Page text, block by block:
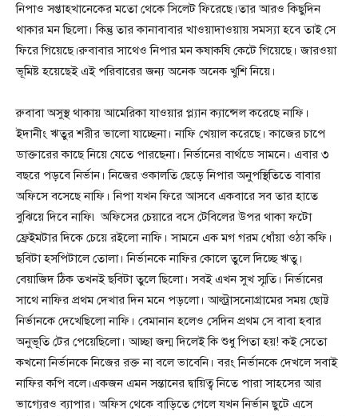
নিপাও সপ্তাহখানেকের মতো থেকে সিলেট ফিরেছে।তার আরও কিছুদিন
থাকার মন ছিলো। কিন্তু তার কানাবাবার খাওয়াদাওয়ায় সমস্যা হবে তাই সে
ফিরে গিয়েছে।রুবাবার সাথেও নিপার মন কষাকষি কেটে গিয়েছে। জারওয়া
ভূমিষ্ট হয়েছেই এই পরিবারের জন্য অনেক অনেক খুশি নিয়ে।
রুবাবা অসুস্থ থাকায় আমেরিকা যাওয়ার প্ল্যান ক্যান্সেল করেছে নাফি।
ইদানীং ঋতুর শরীর ভালো যাচ্ছেনা। নাফি খেয়াল করেছে। কাজের চাপে
ডাক্তারের কাছে নিয়ে যেতে পারছেনা। নির্ভানের বার্থডে সামনে। এবার ৩
বছরে পড়বে নির্ভান। নিজের ওকালতি ছেড়ে নিপার অনুপস্থিতিতে বাবার
অফিসে বসেছে নাফি। নিপা যখন ফিরে আসবে একবারে সব তার হাতে
বুঝিয়ে দিবে নাফি৷ অফিসের চেয়ারে বসে টেবিলের উপর থাকা ফটো
ফ্রেইমটার দিকে চেয়ে রইলো নাফি। সামনে এক মগ গরম ধোঁয়া ওঠা কফি।
ছবিটা হসপিটালে তোলা। নির্ভানকে নাফির কোলে তুলে দিচ্ছে ঋতু।
বেয়াজিদ ঠিক তখনই ছবিটা তুলে ছিলো। সবই এখন সুখ স্মৃতি। নির্ভানের
সাথে নাফির প্রথম দেখার দিন মনে পড়লো। আল্ট্রাসনোগ্রামের সময় ছোট্ট
নির্ভানকে দেখেছিলো নাফি। বেমানান হলেও সেদিন প্রথম সে বাবা হবার
অনুভূতি টের পেয়েছিলো। আচ্ছা জন্ম দিলেই কি শুধু পিতা হয়! কই সেতো
কখনো নির্ভানকে নিজের রক্ত না বলে ভাবেনি। বরং নির্ভানকে দেখলে সবাই
নাফির কপি বলে।একজন এমন সন্তানের দ্বায়িত্ব নিতে পারা সাহসের আর
ভাগ্যেরও ব্যাপার। অফিস থেকে বাড়িতে গেলে যখন নির্ভান ছুটে এসে